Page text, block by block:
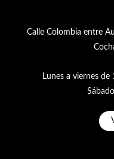
Calle Colombia entre
Lunes a viernes